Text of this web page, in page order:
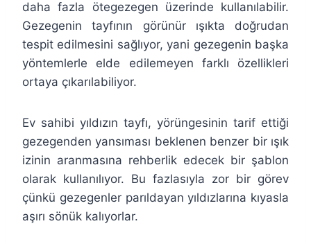
daha fazla ötegezegen üzerinde kullanılabilir.
Gezegenin tayfının görünür ışıkta doğrudan
tespit edilmesini sağlıyor, yani gezegenin başka
yöntemlerle elde edilemeyen farklı özellikleri
ortaya çıkarılabiliyor.
Ev sahibi yıldızın tayfı, yörüngesinin tarif ettiği
gezegenden yansıması beklenen benzer bir ışık
izinin aranmasına rehberlik edecek bir şablon
olarak kullanılıyor. Bu fazlasıyla zor bir görev
çünkü gezegenler parıldayan yıldızlarına kıyasla
aşırı sönük kalıyorlar.